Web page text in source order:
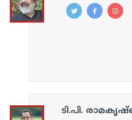
ടി.പി.